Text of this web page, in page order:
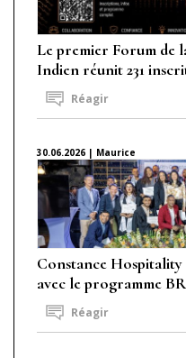
Le premier Forum de
Indien réunit 231
Réagir
30.06.2026 | Maurice
Constance
avec le programme
Réagir